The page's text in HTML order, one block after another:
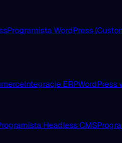
Programista WordPress
Integracje ERPWordPress
Headless CMS